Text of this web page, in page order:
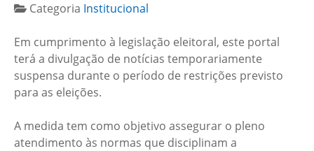
Categoria Institucional
Em cumprimento à legislação eleitoral, este portal
terá a divulgação de notícias temporariamente
suspensa durante o período de restrições previsto
para as eleições.
A medida tem como objetivo assegurar o pleno
atendimento às normas que disciplinam a